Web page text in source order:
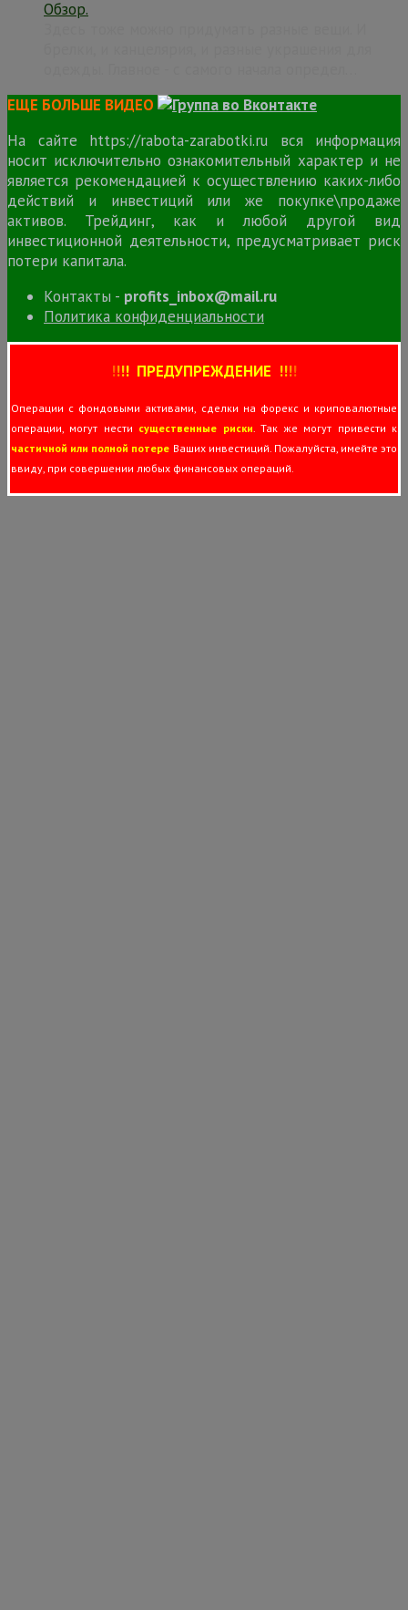
Обзор.
ЕЩЕ БОЛЬШЕ ВИДЕО
На сайте https://rabota-zarabotki.ru вся информация
носит исключительно ознакомительный характер и не
является рекомендацией к осуществлению каких-либо
действий и инвестиций или же покупке\продаже
активов. Трейдинг, как и любой другой вид
инвестиционной деятельности, предусматривает риск
потери капитала.
Контакты - profits_inbox@mail.ru
Политика конфиденциальности
!!!! ПРЕДУПРЕЖДЕНИЕ !!!!
Операции с фондовыми активами, сделки на форекс и криповалютные
операции, могут нести существенные риски . Так же могут привести к
частичной или полной потере Ваших инвестиций. Пожалуйста, имейте это
ввиду, при совершении любых финансовых операций.